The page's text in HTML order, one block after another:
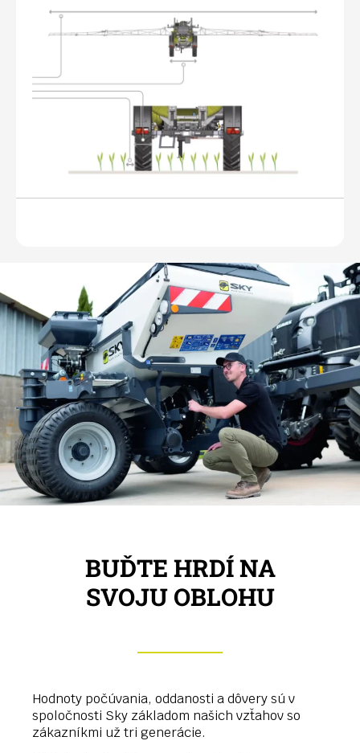
BUĎTE HRDÍ NA
SVOJU OBLOHU
Hodnoty počúvania, oddanosti a dôvery sú v
spoločnosti Sky základom našich vzťahov so
zákazníkmi už tri generácie.